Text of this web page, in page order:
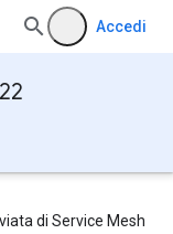
Accedi
di Service Mesh